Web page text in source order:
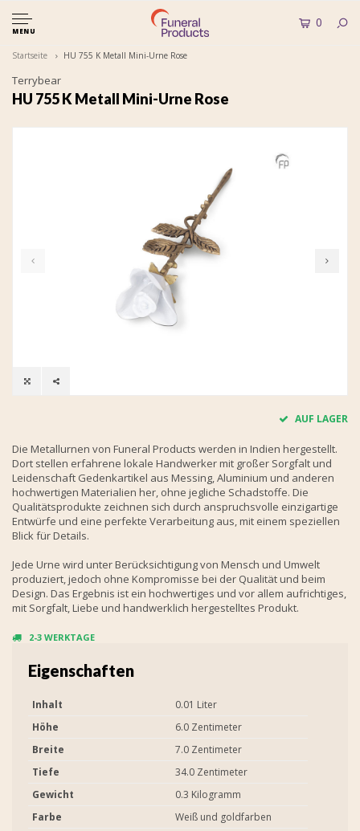
MENU
0
Startseite HU 755 K Metall Mini-Urne Rose
Terrybear
HU 755 K Metall Mini-Urne Rose
AUF LAGER
Die Metallurnen von Funeral Products werden in Indien hergestellt.
Dort stellen erfahrene lokale Handwerker mit großer Sorgfalt und
Leidenschaft Gedenkartikel aus Messing, Aluminium und anderen
hochwertigen Materialien her, ohne jegliche Schadstoffe. Die
Qualitätsprodukte zeichnen sich durch anspruchsvolle einzigartige
Entwürfe und eine perfekte Verarbeitung aus, mit einem speziellen
Blick für Details.
Jede Urne wird unter Berücksichtigung von Mensch und Umwelt
produziert, jedoch ohne Kompromisse bei der Qualität und beim
Design. Das Ergebnis ist ein hochwertiges und vor allem aufrichtiges,
mit Sorgfalt, Liebe und handwerklich hergestelltes Produkt.
2-3 WERKTAGE
Eigenschaften
Inhalt
0.01 Liter
Höhe
6.0 Zentimeter
Breite
7.0 Zentimeter
Tiefe
34.0 Zentimeter
Gewicht
0.3 Kilogramm
Farbe
Weiß und goldfarben